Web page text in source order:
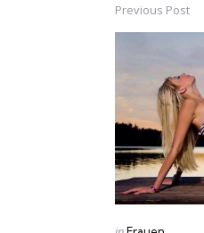
Post
Previous Post